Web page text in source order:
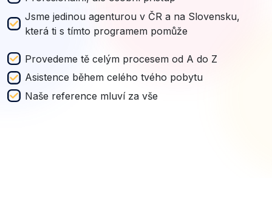
Jsme jedinou agenturou v ČR a na Slovensku,
která ti s tímto programem pomůže
Provedeme tě celým procesem od A do Z
Asistence během celého tvého pobytu
Naše reference mluví za vše